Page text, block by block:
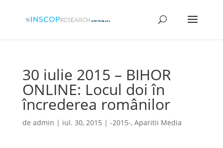
30 iulie 2015 – BIHOR
ONLINE: Locul doi în
încrederea românilor
de admin | iul. 30, 2015 | -2015-, Aparitii Media